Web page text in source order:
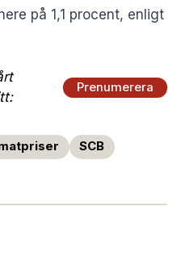
på 1,1 procent, enligt
Prenumerera
SCB